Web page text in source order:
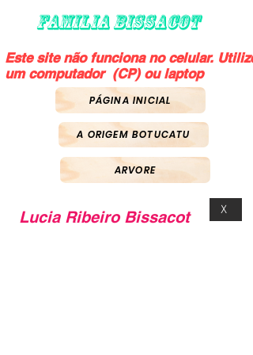
FAMILIA BISSACOT
Este site não funciona no celular. Utilize
um computador (CP) ou laptop
PÁGINA INICIAL
A ORIGEM BOTUCATU
ARVORE
Lucia Ribeiro Bissacot X